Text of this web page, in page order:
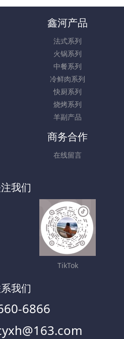
鑫河产品
法式系列
火锅系列
中餐系列
冷鲜肉系列
快厨系列
烧烤系列
羊副产品
商务合作
在线留言
我们
TikTok
我们
6866